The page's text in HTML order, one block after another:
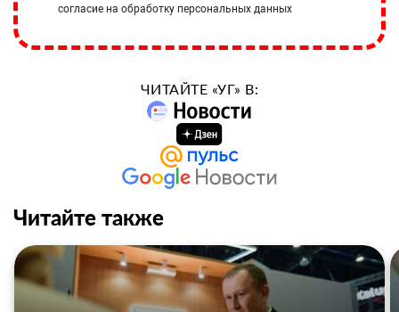
согласие на обработку персональных данных
ЧИТАЙТЕ «УГ» В:
Читайте также